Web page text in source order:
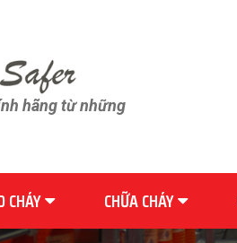
hãng từ những
CHÁY CHỮA CHÁY